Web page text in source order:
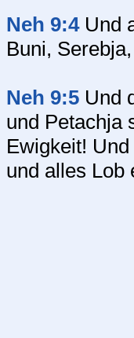
Neh 9:4Und
Buni,
Neh 9:5 Und
und Petachja
Ewigkeit!
und alles Lob